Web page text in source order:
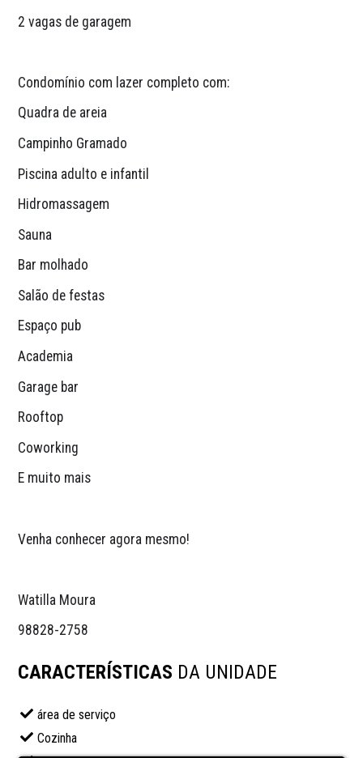
2 vagas de garagem
Condomínio com lazer completo com:
Quadra de areia
Campinho Gramado
Piscina adulto e infantil
Hidromassagem
Sauna
Bar molhado
Salão de festas
Espaço pub
Academia
Garage bar
Rooftop
Coworking
E muito mais
Venha conhecer agora mesmo!
Watilla Moura
98828-2758
CARACTERÍSTICAS DA UNIDADE
área de serviço
Cozinha